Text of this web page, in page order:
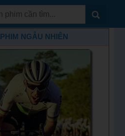
PHIM NGẪU NHIÊN